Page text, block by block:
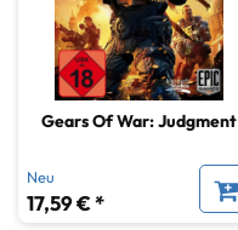
Gears Of War: Judgment
Neu
17,59 € *